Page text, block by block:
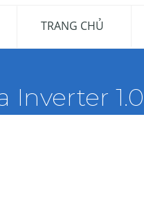
TRANG CHỦ
Inverter